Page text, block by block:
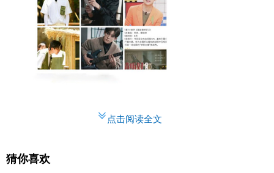
点击阅读全文
猜你喜欢